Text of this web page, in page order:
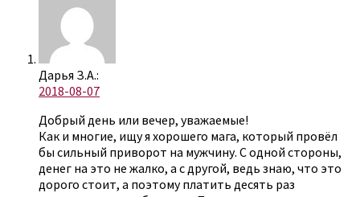
Дарья З.А.:
2018-08-07
Добрый день или вечер, уважаемые!
Как и многие, ищу я хорошего мага, который провёл
бы сильный приворот на мужчину. С одной стороны,
денег на это не жалко, а с другой, ведь знаю, что это
дорого стоит, а поэтому платить десять раз